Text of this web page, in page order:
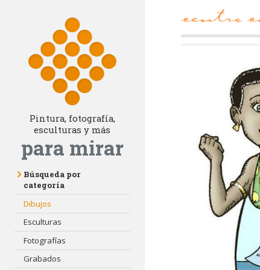
Pintura, fotografía,
esculturas y más
para mirar
Búsqueda por
categoría
Dibujos
Esculturas
Fotografías
Grabados